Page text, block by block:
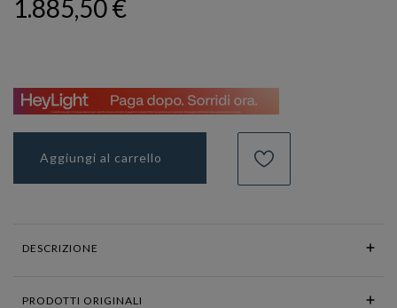
1.885,50 €
Aggiungi al carrello
DESCRIZIONE
PRODOTTI ORIGINALI